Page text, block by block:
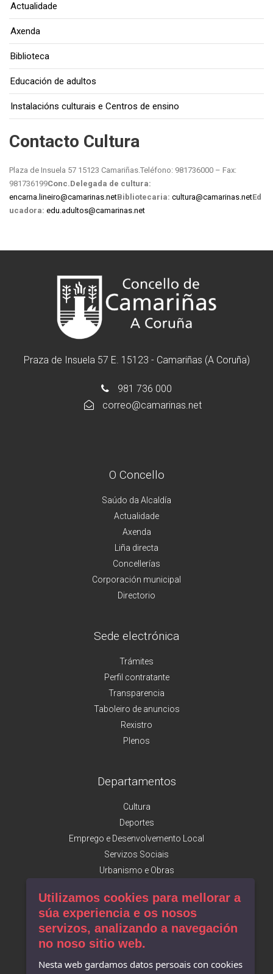
Actualidade
Axenda
Biblioteca
Educación de adultos
Instalacións culturais e Centros de ensino
Contacto Cultura
Plaza de Insuela 57 15123 Camariñas.Teléfono: 981736000 – Fax:
981736199Conc.Delegada de cultura:
encarna.lineiro@camarinas.netBibliotecaria: cultura@camarinas.netEd
ucadora: edu.adultos@camarinas.net
Praza de Insuela 57 E. 15123 - Camariñas (A Coruña)
981 736 000
correo@camarinas.net
O Concello
Saúdo da Alcaldía
Actualidade
Axenda
Liña directa
Concellerías
Corporación municipal
Directorio
Sede electrónica
Trámites
Perfil contratante
Transparencia
Taboleiro de anuncios
Rexistro
Plenos
Departamentos
Cultura
Deportes
Emprego e Desenvolvemento Local
Servizos Sociais
Urbanismo e Obras
Facebook
Concello de Camariñas
Mostra do Encaixe
A. Desenvolvemento Local
Utilizamos cookies para mellorar a
súa experiencia e os nosos
servizos, analizando a navegación
no noso sitio web.
Nesta web gardamos datos persoais con cookies